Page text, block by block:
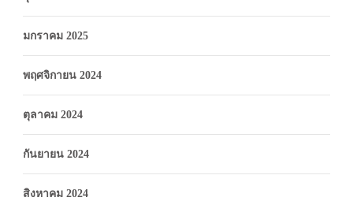
มกราคม 2025
พฤศจิกายน 2024
ตุลาคม 2024
กันยายน 2024
สิงหาคม 2024